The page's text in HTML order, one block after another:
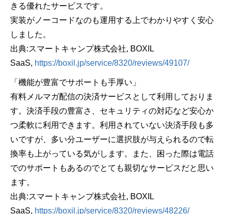
きる優れたサービスです。
実装がノーコードなのも運用する上でわかりやすく安心
しました。
出典:スマートキャンプ株式会社, BOXIL
SaaS, https://boxil.jp/service/8320/reviews/49107/
「機能が豊富でサポートも手厚い」
有料メルマガ配信の決済サービスとして利用しておりま
す。決済手段の豊富さ、セキュリティの対応など安心か
つ柔軟に利用できます。利用されていない決済手段も多
いですが、多い分ユーザーに選択肢が与えられるので転
換率も上がっている気がします。また、困った際は電話
でのサポートもあるのでとても親切なサービスだと思い
ます。
出典:スマートキャンプ株式会社, BOXIL
SaaS, https://boxil.jp/service/8320/reviews/48226/